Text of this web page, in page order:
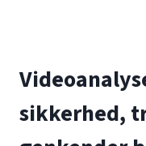
sikkerhed,